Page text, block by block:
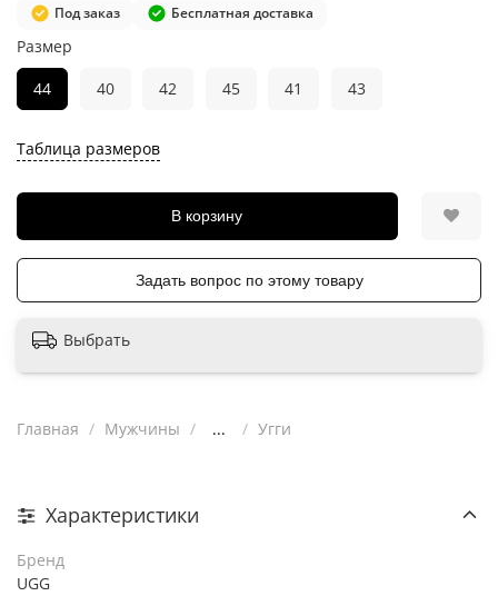
Под заказ Бесплатная доставка
Таблица размеров
В корзину
Размер
44
40 42 45 41 43
Задать вопрос по этому товару
Выбрать
Главная Мужчины ... Угги
Характеристики
Бренд
UGG